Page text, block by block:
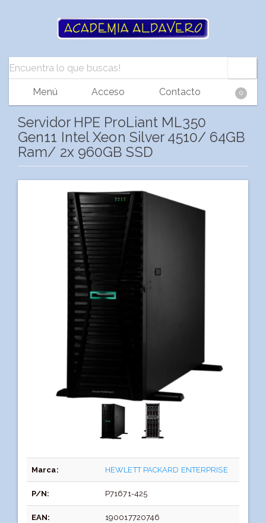
Menú Acceso Contacto 0
Servidor HPE ProLiant ML350
Gen11 Intel Xeon Silver 4510/ 64GB
Ram/ 2x 960GB SSD
Marca: HEWLETT PACKARD ENTERPRISE
P/N: P71671-425
EAN: 190017720746